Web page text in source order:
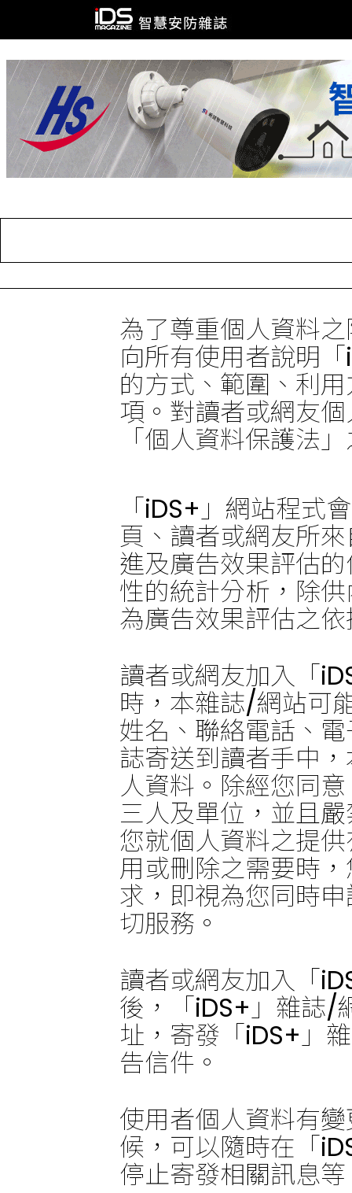
為了尊重個人資料
向所有使用者說明
的方式、範圍、利
項。對讀者或網友
「個人資料保護法
「iDS+」網站程式
頁、讀者或網友所
進及廣告效果評估
性的統計分析，除
為廣告效果評估之
讀者或網友加入「
時，本雜誌/網站可
姓名、聯絡電話、
誌寄送到讀者手中
人資料。除經您同
三人及單位，並且
您就個人資料之提
用或刪除之需要時
求，即視為您同時
切服務。
讀者或網友加入「
後，「iDS+」雜誌/
址，寄發「iDS+」
告信件。
使用者個人資料有
候，可以隨時在「
停止寄發相關訊息